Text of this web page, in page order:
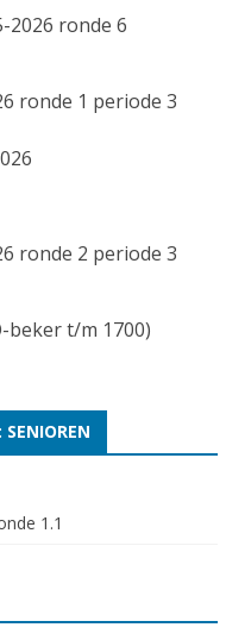
2026 ronde 6
ronde 1 periode 3
ronde 2 periode 3
beker t/m 1700)
1.1